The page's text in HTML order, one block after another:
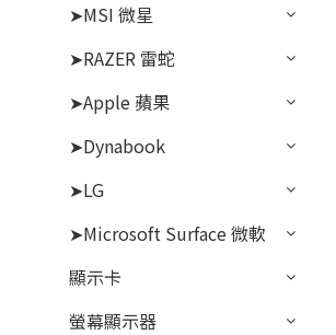
➤MSI 微星
➤RAZER 雷蛇
➤Apple 蘋果
➤Dynabook
➤LG
➤Microsoft Surface 微軟
顯示卡
螢幕顯示器